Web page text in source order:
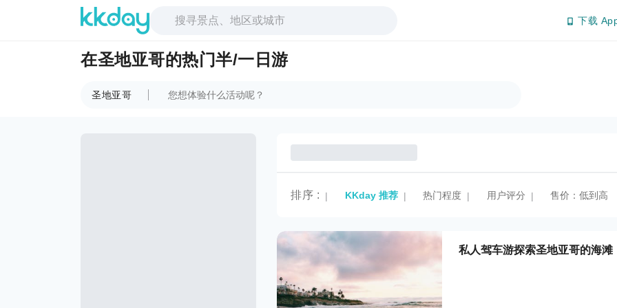
下载
在圣地亚哥的热门半/一日游
圣地亚哥
排序 : | KKday 推荐 | 热门程度 | 用户评分 | 售价：低到高
私人驾车游探索圣地亚哥的海滩